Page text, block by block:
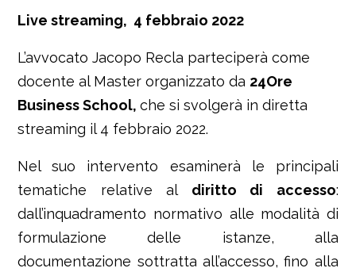
Live streaming, 4 febbraio 2022
L’avvocato Jacopo Recla parteciperà come
docente al Master organizzato da 24Ore
Business School,che si svolgerà in diretta
streaming il 4 febbraio 2022.
Nel suo intervento esaminerà le principali
tematiche relative al diritto di accesso:
dall’inquadramento normativo alle modalità di
formulazione delle istanze, alla
documentazione sottratta all’accesso, fino alla